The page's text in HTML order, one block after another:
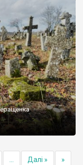
де епітафії стер […]
Далі » »